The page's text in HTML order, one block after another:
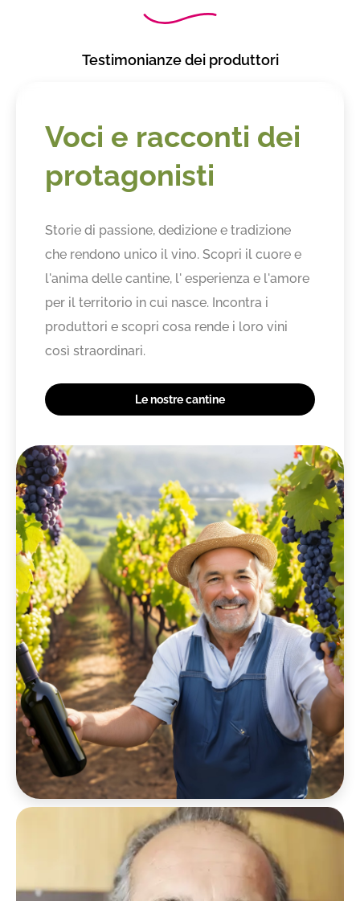
Testimonianze dei produttori
Voci e racconti dei
protagonisti
Storie di passione, dedizione e tradizione
che rendono unico il vino. Scopri il cuore e
l'anima delle cantine, l' esperienza e l'amore
per il territorio in cui nasce. Incontra i
produttori e scopri cosa rende i loro vini
così straordinari.
Le nostre cantine